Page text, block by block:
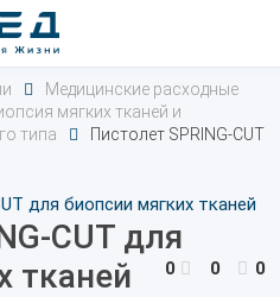
Медицинские расходные
мягких тканей и
типа
Пистолет SPRING-CUT
CUT для
тканей
0 0 0